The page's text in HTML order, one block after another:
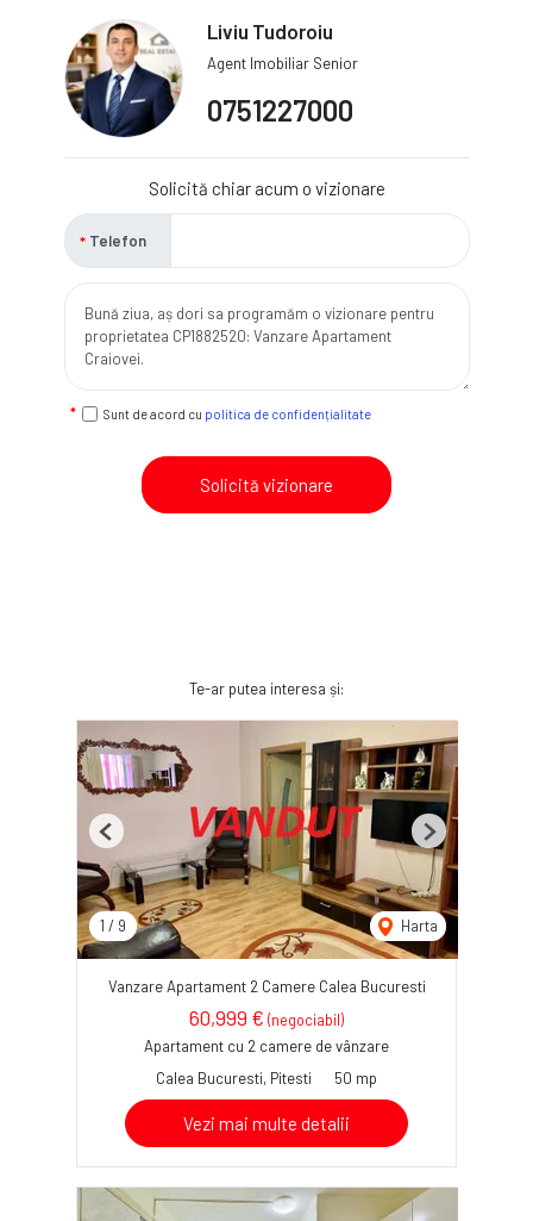
Liviu Tudoroiu
Agent Imobiliar Senior
0751227000
Solicită chiar acum o vizionare
Telefon
Sunt de acord cu politica de confidențialitate
Solicită vizionare
Te-ar putea interesa și:
1 / 9 Harta
Previous Next
Vanzare Apartament 2 Camere Calea Bucuresti
60,999 € (negociabil)
Apartament cu 2 camere de vânzare
Calea Bucuresti, Pitesti
50 mp
Vezi mai multe detalii